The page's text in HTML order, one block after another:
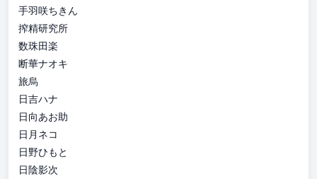
手羽咲ちきん
搾精研究所
数珠田楽
断華ナオキ
旅烏
日吉ハナ
日向あお助
日月ネコ
日野ひもと
日陰影次